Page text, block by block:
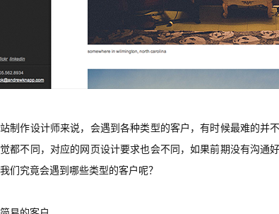
制作设计师来说，会遇到各种类型的客户，有时候最难的并
都不同，对应的网页设计要求也会不同，如果前期没有沟通
们究竟会遇到哪些类型的客户呢？